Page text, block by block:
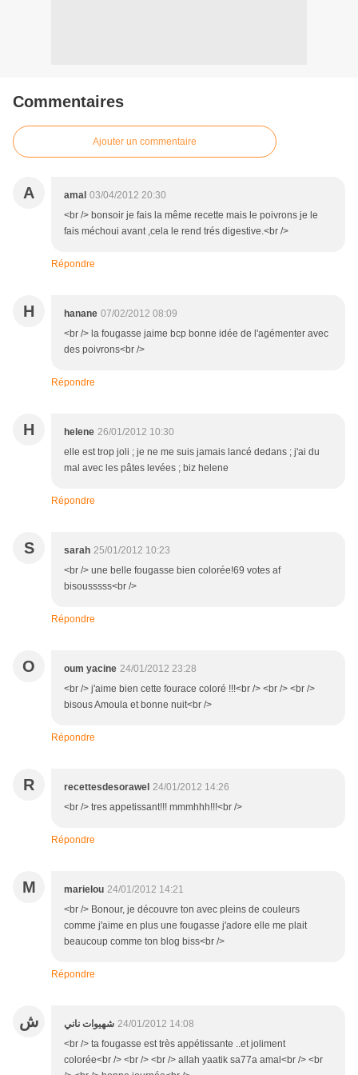
Commentaires
Ajouter un commentaire
A amal 03/04/2012 20:30
<br /> bonsoir je fais la même recette mais le poivrons je le
fais méchoui avant ,cela le rend trés digestive.<br />
Répondre
H hanane 07/02/2012 08:09
<br /> la fougasse jaime bcp bonne idée de l'agémenter avec
des poivrons<br />
Répondre
H helene 26/01/2012 10:30
elle est trop joli ; je ne me suis jamais lancé dedans ; j'ai du
mal avec les pâtes levées ; biz helene
Répondre
S sarah 25/01/2012 10:23
<br /> une belle fougasse bien colorée!69 votes af
bisousssss<br />
Répondre
O oum yacine 24/01/2012 23:28
<br /> j'aime bien cette fourace coloré !!!<br /> <br /> <br />
bisous Amoula et bonne nuit<br />
Répondre
R recettesdesorawel 24/01/2012 14:26
<br /> tres appetissant!!! mmmhhh!!!<br />
Répondre
M marielou 24/01/2012 14:21
<br /> Bonour, je découvre ton avec pleins de couleurs
comme j'aime en plus une fougasse j'adore elle me plait
beaucoup comme ton blog biss<br />
Répondre
ش شهيوات ناني 24/01/2012 14:08
<br /> ta fougasse est très appétissante ..et joliment
colorée<br /> <br /> <br /> allah yaatik sa77a amal<br /> <br